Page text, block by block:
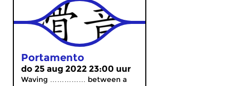
Portamento
do 25 aug 2022 23:00 uur
Waving …………… between a